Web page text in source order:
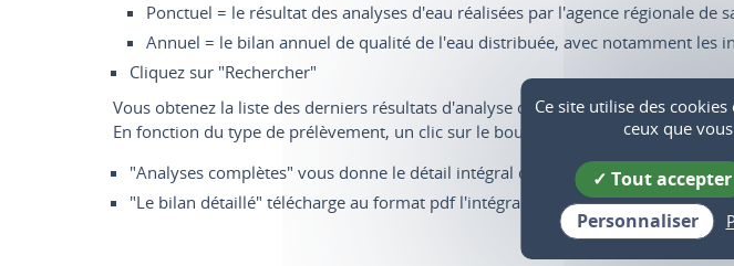
Ponctuel = le résultat des analyses d'eau réalisées par l'agence régionale de
Annuel = le bilan annuel de qualité de l'eau distribuée, avec notamment les
Cliquez sur "Rechercher"
Vous obtenez la liste des derniers résultats d'analyse d'eau potable.
En fonction du type de prélèvement, un clic sur le bouton :
"Analyses complètes" vous donne le détail intégral de chaque analyse
"Le bilan détaillé" télécharge au format pdf l'intégralité du bilan de qualité
Ce site utilise des
ceux que
Tout accepter
Personnaliser